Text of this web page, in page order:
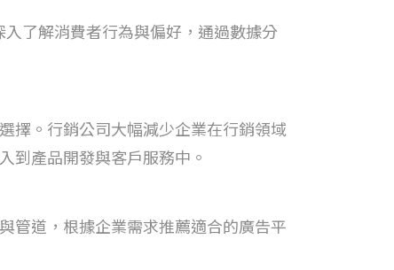
了解消費者行為與偏好，通過數據分
擇。行銷公司大幅減少企業在行銷領域
到產品開發與客戶服務中。
管道，根據企業需求推薦適合的廣告平